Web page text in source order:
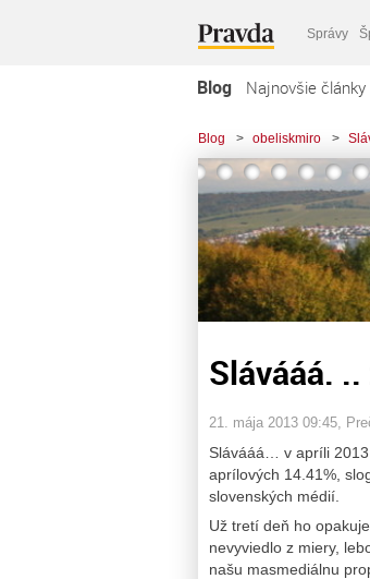
Správy
Blog Najnovšie články
Blog > obeliskmiro >
Slávááá.
21. mája 2013 09:45 ,
Slávááá… v apríli
aprílových 14.41%,
slovenských médií.
Už tretí deň ho
nevyviedlo z miery,
našu masmediálnu